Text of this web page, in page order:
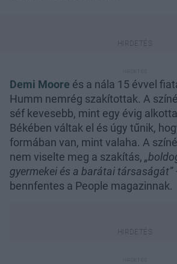
Demi Moore és a nála 15 évvel
Humm nemrég szakítottak. A
séf kevesebb, mint egy évig
Békében váltak el és úgy tűnik,
formában van, mint valaha. A
nem viselte meg a szakítás,
gyermekei és a barátai társaságát”
bennfentes a People magazinnak.